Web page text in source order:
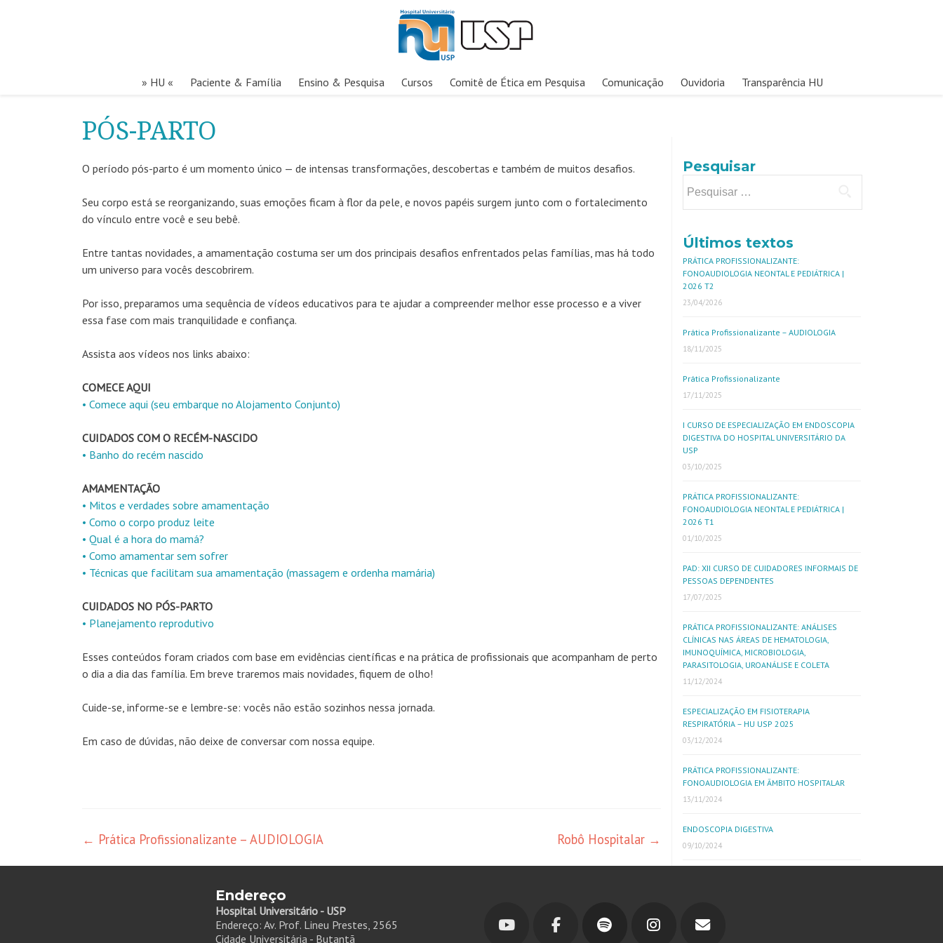
» HU « Paciente & Família Ensino & Pesquisa Cursos Comitê de Ética em Pesquisa Comunicação Ouvidoria Transparência HU
PÓS-PARTO
O período pós-parto é um momento único — de intensas transformações, descobertas e também de muitos desafios.
Seu corpo está se reorganizando, suas emoções ficam à flor da pele, e novos papéis surgem junto com o fortalecimento
do vínculo entre você e seu bebê.
Entre tantas novidades, a amamentação costuma ser um dos principais desafios enfrentados pelas famílias, mas há todo
um universo para vocês descobrirem.
Por isso, preparamos uma sequência de vídeos educativos para te ajudar a compreender melhor esse processo e a viver
essa fase com mais tranquilidade e confiança.
Assista aos vídeos nos links abaixo:
COMECE AQUI
• Comece aqui (seu embarque no Alojamento Conjunto)
CUIDADOS COM O RECÉM-NASCIDO
• Banho do recém nascido
AMAMENTAÇÃO
• Mitos e verdades sobre amamentação
• Como o corpo produz leite
• Qual é a hora do mamá?
• Como amamentar sem sofrer
• Técnicas que facilitam sua amamentação (massagem e ordenha mamária)
CUIDADOS NO PÓS-PARTO
• Planejamento reprodutivo
Esses conteúdos foram criados com base em evidências científicas e na prática de profissionais que acompanham de perto
o dia a dia das família. Em breve traremos mais novidades, fiquem de olho!
Cuide-se, informe-se e lembre-se: vocês não estão sozinhos nessa jornada.
Em caso de dúvidas, não deixe de conversar com nossa equipe.
← Prática Profissionalizante – AUDIOLOGIA Robô Hospitalar →
Pesquisar
Últimos textos
PRÁTICA PROFISSIONALIZANTE:
FONOAUDIOLOGIA NEONTAL E PEDIÁTRICA |
2026 T2
23/04/2026
Prática Profissionalizante – AUDIOLOGIA
18/11/2025
Prática Profissionalizante
17/11/2025
I CURSO DE ESPECIALIZAÇÃO EM ENDOSCOPIA
DIGESTIVA DO HOSPITAL UNIVERSITÁRIO DA
USP
03/10/2025
PRÁTICA PROFISSIONALIZANTE:
FONOAUDIOLOGIA NEONTAL E PEDIÁTRICA |
2026 T1
01/10/2025
PAD: XII CURSO DE CUIDADORES INFORMAIS DE
PESSOAS DEPENDENTES
17/07/2025
PRÁTICA PROFISSIONALIZANTE: ANÁLISES
CLÍNICAS NAS ÁREAS DE HEMATOLOGIA,
IMUNOQUÍMICA, MICROBIOLOGIA,
PARASITOLOGIA, UROANÁLISE E COLETA
11/12/2024
ESPECIALIZAÇÃO EM FISIOTERAPIA
RESPIRATÓRIA – HU USP 2025
03/12/2024
PRÁTICA PROFISSIONALIZANTE:
FONOAUDIOLOGIA EM ÂMBITO HOSPITALAR
13/11/2024
ENDOSCOPIA DIGESTIVA
09/10/2024
Endereço
Hospital Universitário - USP
Endereço: Av. Prof. Lineu Prestes, 2565
Cidade Universitária - Butantã